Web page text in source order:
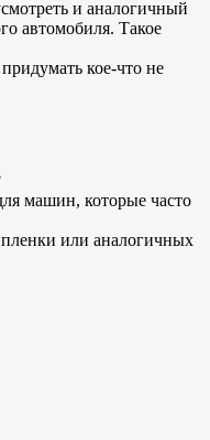
и аналогичный
автомобиля. Такое
кое-что не
машин, которые часто
пленки или аналогичных